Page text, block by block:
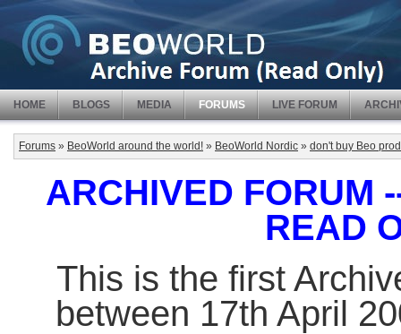
HOME BLOGS MEDIA FORUMS LIVE FORUM
Forums » BeoWorld around the world! » BeoWorld Nordic » don't buy Beo
ARCHIVED FORUM
READ
This is the first
between 17th April